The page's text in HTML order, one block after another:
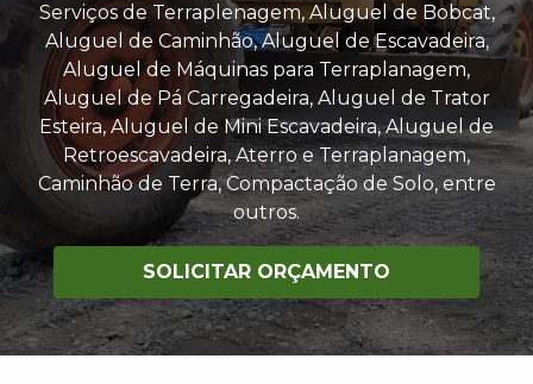
Serviços de Terraplenagem, Aluguel de Bobcat,
Aluguel de Caminhão, Aluguel de Escavadeira,
Aluguel de Máquinas para Terraplanagem,
Aluguel de Pá Carregadeira, Aluguel de Trator
Esteira, Aluguel de Mini Escavadeira, Aluguel de
Retroescavadeira, Aterro e Terraplanagem,
Caminhão de Terra, Compactação de Solo, entre
outros.
SOLICITAR ORÇAMENTO